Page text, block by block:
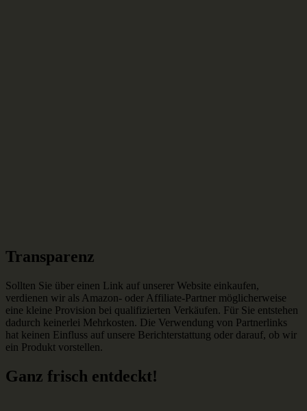
Transparenz
Sollten Sie über einen Link auf unserer Website einkaufen,
verdienen wir als Amazon- oder Affiliate-Partner möglicherweise
eine kleine Provision bei qualifizierten Verkäufen. Für Sie entstehen
dadurch keinerlei Mehrkosten. Die Verwendung von Partnerlinks
hat keinen Einfluss auf unsere Berichterstattung oder darauf, ob wir
ein Produkt vorstellen.
Ganz frisch entdeckt!